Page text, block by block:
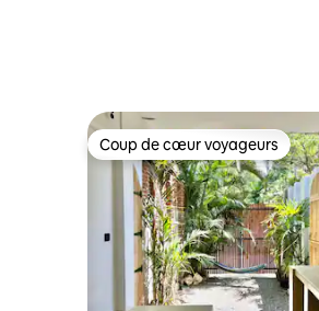
Coup de cœur voyageurs
Coup de cœur voyageurs